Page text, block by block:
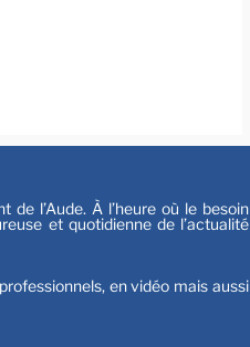
l’Aude. À l’heure où le besoin
et quotidienne de l’actualité
en vidéo mais aussi